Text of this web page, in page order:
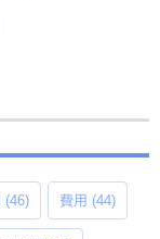
(46) 費用 (44)